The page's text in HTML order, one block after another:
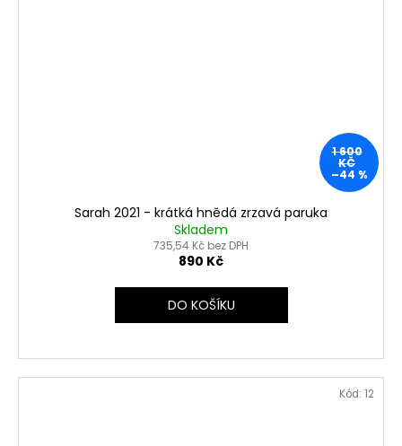
1 600
KČ
–44 %
Sarah 2021 - krátká hnědá zrzavá paruka
Skladem
735,54 Kč bez DPH
890 Kč
DO KOŠÍKU
Kód: 12